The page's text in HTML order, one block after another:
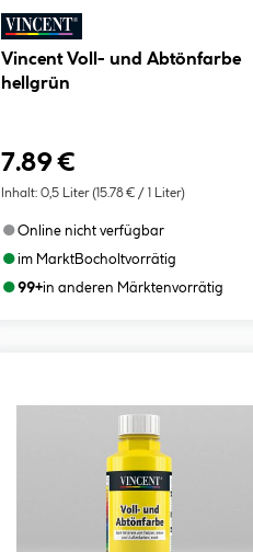
Vincent Voll- und Abtönfarbe
hellgrün
7.89 €
Inhalt: 0,5 Liter (15.78 € / 1 Liter)
●Online nicht verfügbar
●im MarktBocholtvorrätig
●99+in anderen Märktenvorrätig